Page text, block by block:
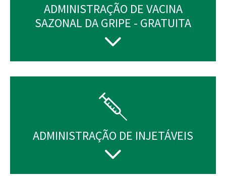
ADMINISTRAÇÃO DE VACINA
SAZONAL DA GRIPE - GRATUITA
ADMINISTRAÇÃO DE INJETÁVEIS